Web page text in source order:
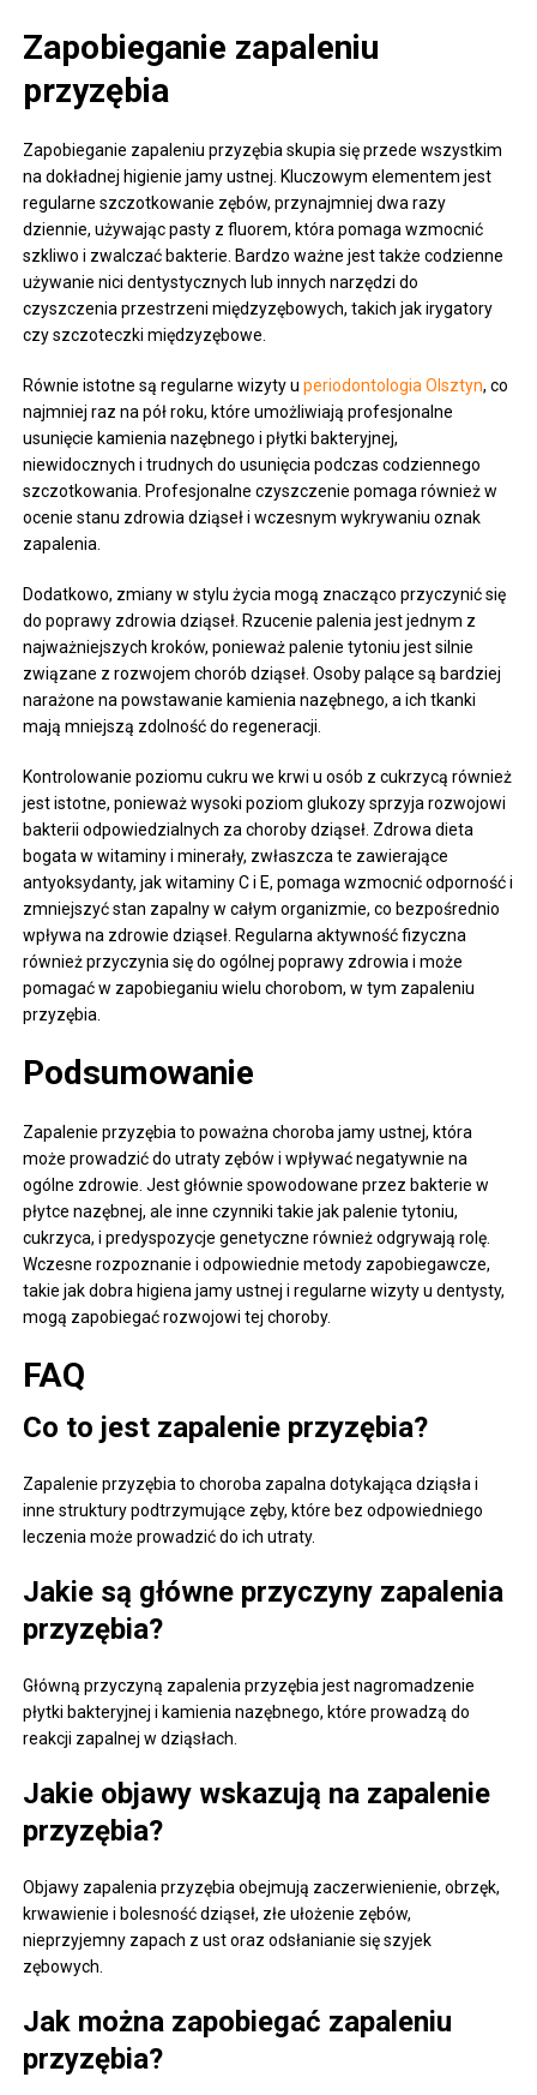
Zapobieganie zapaleniu
przyzębia
Zapobieganie zapaleniu przyzębia skupia się przede wszystkim
na dokładnej higienie jamy ustnej. Kluczowym elementem jest
regularne szczotkowanie zębów, przynajmniej dwa razy
dziennie, używając pasty z fluorem, która pomaga wzmocnić
szkliwo i zwalczać bakterie. Bardzo ważne jest także codzienne
używanie nici dentystycznych lub innych narzędzi do
czyszczenia przestrzeni międzyzębowych, takich jak irygatory
czy szczoteczki międzyzębowe.
Równie istotne są regularne wizyty uperiodontologia Olsztyn, co
najmniej raz na pół roku, które umożliwiają profesjonalne
usunięcie kamienia nazębnego i płytki bakteryjnej,
niewidocznych i trudnych do usunięcia podczas codziennego
szczotkowania. Profesjonalne czyszczenie pomaga również w
ocenie stanu zdrowia dziąseł i wczesnym wykrywaniu oznak
zapalenia.
Dodatkowo, zmiany w stylu życia mogą znacząco przyczynić się
do poprawy zdrowia dziąseł. Rzucenie palenia jest jednym z
najważniejszych kroków, ponieważ palenie tytoniu jest silnie
związane z rozwojem chorób dziąseł. Osoby palące są bardziej
narażone na powstawanie kamienia nazębnego, a ich tkanki
mają mniejszą zdolność do regeneracji.
Kontrolowanie poziomu cukru we krwi u osób z cukrzycą również
jest istotne, ponieważ wysoki poziom glukozy sprzyja rozwojowi
bakterii odpowiedzialnych za choroby dziąseł. Zdrowa dieta
bogata w witaminy i minerały, zwłaszcza te zawierające
antyoksydanty, jak witaminy C i E, pomaga wzmocnić odporność i
zmniejszyć stan zapalny w całym organizmie, co bezpośrednio
wpływa na zdrowie dziąseł. Regularna aktywność fizyczna
również przyczynia się do ogólnej poprawy zdrowia i może
pomagać w zapobieganiu wielu chorobom, w tym zapaleniu
przyzębia.
Podsumowanie
Zapalenie przyzębia to poważna choroba jamy ustnej, która
może prowadzić do utraty zębów i wpływać negatywnie na
ogólne zdrowie. Jest głównie spowodowane przez bakterie w
płytce nazębnej, ale inne czynniki takie jak palenie tytoniu,
cukrzyca, i predyspozycje genetyczne również odgrywają rolę.
Wczesne rozpoznanie i odpowiednie metody zapobiegawcze,
takie jak dobra higiena jamy ustnej i regularne wizyty u dentysty,
mogą zapobiegać rozwojowi tej choroby.
FAQ
Co to jest zapalenie przyzębia?
Zapalenie przyzębia to choroba zapalna dotykająca dziąsła i
inne struktury podtrzymujące zęby, które bez odpowiedniego
leczenia może prowadzić do ich utraty.
Jakie są główne przyczyny zapalenia
przyzębia?
Główną przyczyną zapalenia przyzębia jest nagromadzenie
płytki bakteryjnej i kamienia nazębnego, które prowadzą do
reakcji zapalnej w dziąsłach.
Jakie objawy wskazują na zapalenie
przyzębia?
Objawy zapalenia przyzębia obejmują zaczerwienienie, obrzęk,
krwawienie i bolesność dziąseł, złe ułożenie zębów,
nieprzyjemny zapach z ust oraz odsłanianie się szyjek
zębowych.
Jak można zapobiegać zapaleniu
przyzębia?